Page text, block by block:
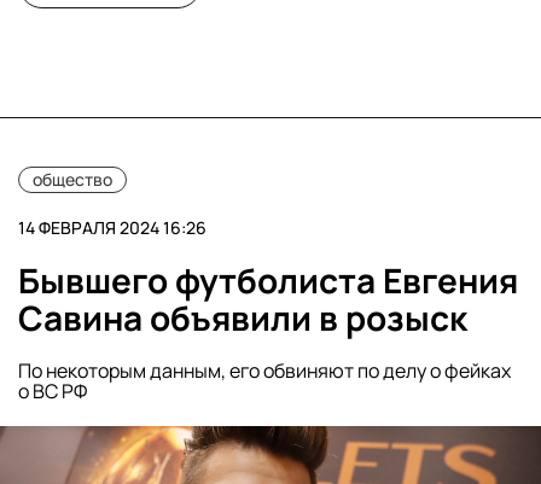
общество
14 ФЕВРАЛЯ 2024 16:26
Бывшего футболиста Евгения
Савина объявили в розыск
По некоторым данным, его обвиняют по делу о фейках
о ВС РФ